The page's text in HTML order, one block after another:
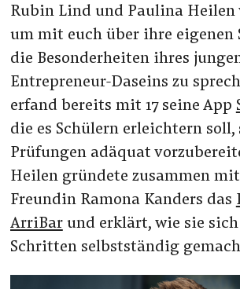
Rubin Lind und Paulina Heilen
um mit euch über ihre eigenen
die Besonderheiten ihres
Entrepreneur-Daseins zu
erfand bereits mit 17 seine App
die es Schülern erleichtern soll,
Prüfungen adäquat
Heilen gründete zusammen
Freundin Ramona Kanders das
ArriBar und erklärt, wie sie
Schritten selbstständig